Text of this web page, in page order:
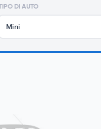
DI AUTO
Mini